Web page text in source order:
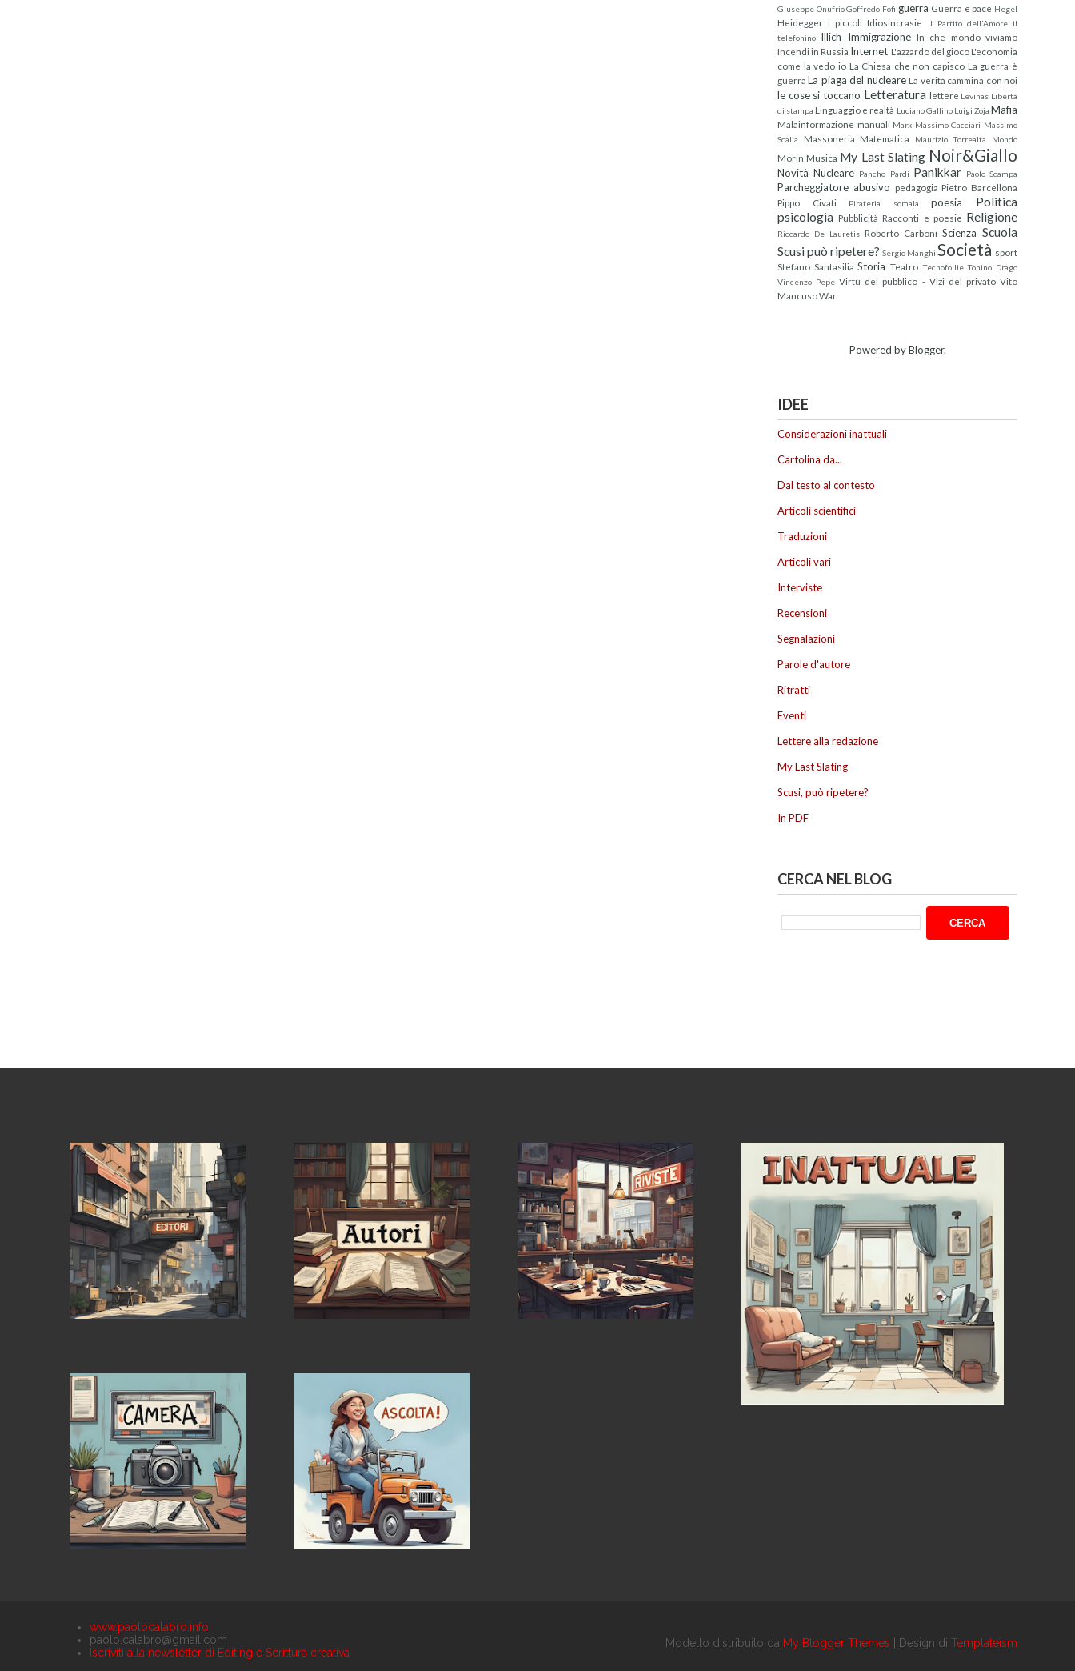
Giuseppe Onufrio Goffredo Fofi guerra Guerra e pace Hegel
Heidegger i piccoli Idiosincrasie Il Partito dell'Amore il
telefonino Illich Immigrazione In che mondo viviamo
Incendi in Russia Internet L'azzardo del gioco L'economia
come la vedo io La Chiesa che non capisco La guerra è
guerra La piaga del nucleare La verità cammina con noi
le cose si toccano Letteratura lettere Levinas Libertà
di stampa Linguaggio e realtà Luciano Gallino Luigi Zoja Mafia
Malainformazione manuali Marx Massimo Cacciari Massimo
Scalia
Massoneria Matematica Maurizio Torrealta Mondo
Morin Musica My Last Slating Noir&Giallo
Novità Nucleare Pancho Pardi Panikkar Paolo Scampa
Parcheggiatore abusivo pedagogia Pietro Barcellona
Pippo Civati
Pirateria somala poesia
Politica
psicologia Pubblicità Racconti e poesie Religione
Riccardo De Lauretis Roberto Carboni Scienza Scuola
Scusi può ripetere? Sergio Manghi Società sport
Stefano Santasilia Storia Teatro Tecnofollie Tonino Drago
Vincenzo Pepe Virtù del pubblico - Vizi del privato Vito
MancusoWar
Powered byBlogger.
IDEE
Considerazioni inattuali
Cartolina da...
Dal testo al contesto
Articoli scientifici
Traduzioni
Articoli vari
Interviste
Recensioni
Segnalazioni
Parole d'autore
Ritratti
Eventi
Lettere alla redazione
My Last Slating
Scusi, può ripetere?
In PDF
CERCA NEL BLOG
Modello distribuito da My Blogger Themes | Design di Templateism
www.paolocalabro.info
paolo.calabro@gmail.com
Iscriviti alla newsletter di Editing e Scrittura creativa